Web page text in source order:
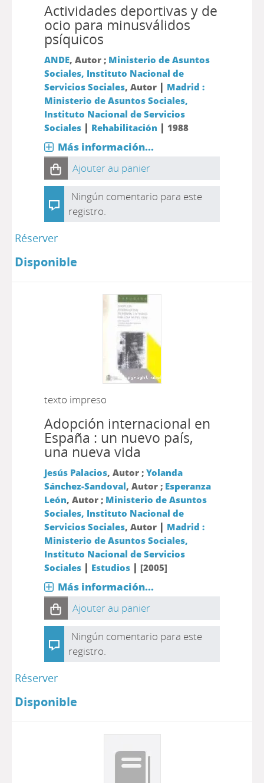
Actividades deportivas y de
ocio para minusválidos
psíquicos
ANDE, Autor ; Ministerio de Asuntos
Sociales, Instituto Nacional de
Servicios Sociales, Autor | Madrid :
Ministerio de Asuntos Sociales,
Instituto Nacional de Servicios
Sociales| Rehabilitación | 1988
Más información...
Ajouter au panier
Ningún comentario para este
registro.
Réserver
Disponible
texto impreso
Adopción internacional en
España : un nuevo país,
una nueva vida
Jesús Palacios, Autor ; Yolanda
Sánchez-Sandoval, Autor ; Esperanza
León, Autor ; Ministerio de Asuntos
Sociales, Instituto Nacional de
Servicios Sociales, Autor | Madrid :
Ministerio de Asuntos Sociales,
Instituto Nacional de Servicios
Sociales| Estudios| [2005]
Más información...
Ajouter au panier
Ningún comentario para este
registro.
Réserver
Disponible